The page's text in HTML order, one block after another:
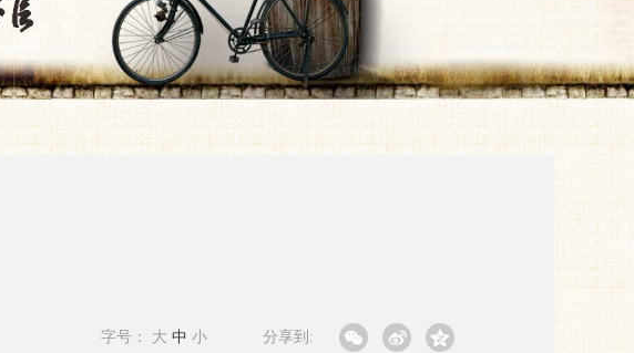
分享到:
字号： 大 中 小